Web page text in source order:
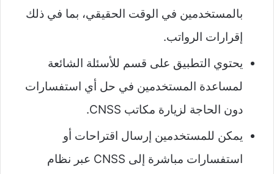
بالمستخدمين في الوقت الحقيقي، بما في ذلك
إقرارات الرواتب.
يحتوي التطبيق على قسم للأسئلة الشائعة
لمساعدة المستخدمين في حل أي استفسارات
دون الحاجة لزيارة مكاتب CNSS.
يمكن للمستخدمين إرسال اقتراحات أو
استفسارات مباشرة إلى CNSS عبر نظام